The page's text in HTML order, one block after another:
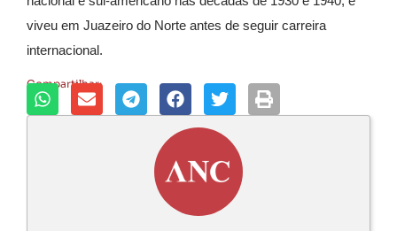
viveu em Juazeiro do Norte antes de seguir carreira
internacional.
Compartilhar: